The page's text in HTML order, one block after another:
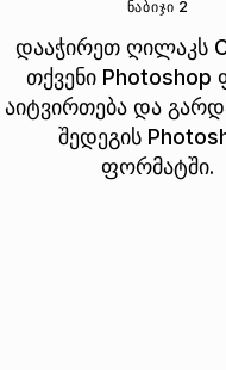
ᲜᲐᲑᲘᲯᲘ 2
დააჭირეთ ღილაკს
თქვენი Photoshop
აიტვირთება და
შედეგის
ფორმატში.